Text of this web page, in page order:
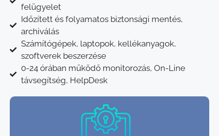
felügyelet
Időzített és folyamatos biztonsági mentés,
archiválás
Számítógépek, laptopok, kellékanyagok,
szoftverek beszerzése
0-24 órában működő monitorozás, On-Line
távsegítség, HelpDesk